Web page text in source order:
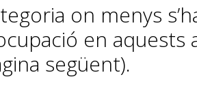
on menys
en aquests
següent).